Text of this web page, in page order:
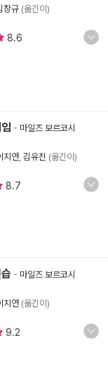
창규 (옮긴이)
8.6
- 마일즈 보르코시
지연 김유진 (옮긴이)
8.7
- 마일즈 보르코시
지연 (옮긴이)
9.2